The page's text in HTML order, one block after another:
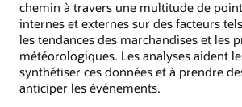
chemin à travers une multitude de
internes et externes sur des facteurs
les tendances des marchandises et les
météorologiques. Les analyses aident
synthétiser ces données et à prendre
anticiper les événements.